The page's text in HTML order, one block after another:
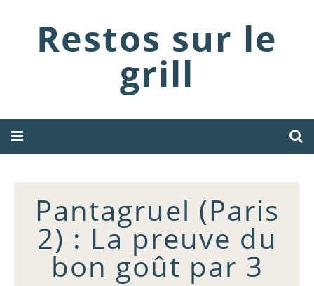
Restos sur le
grill
Pantagruel (Paris
2) : La preuve du
bon goût par 3